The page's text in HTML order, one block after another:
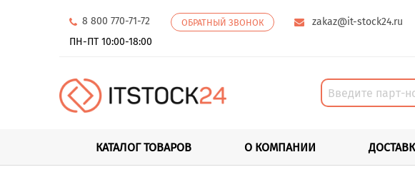
8 800 770-71-72 ОБРАТНЫЙ ЗВОНОК
zakaz@it-stock24.ru
ПН-ПТ 10:00-18:00
КАТАЛОГ ТОВАРОВ О КОМПАНИИ